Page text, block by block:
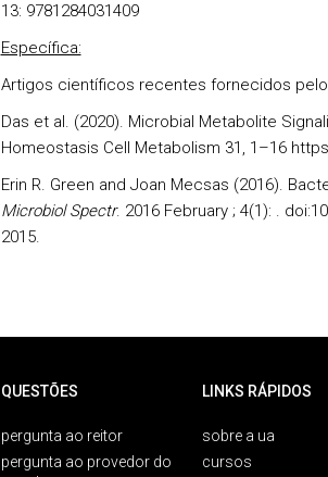
13: 9781284031409
Específica:
Artigos científicos recentes fornecidos
Das et al. (2020). Microbial Metabolite
Homeostasis Cell Metabolism 31, 1–16
Erin R. Green and Joan Mecsas (2016).
Microbiol Spectr. 2016 February ; 4(1): .
2015.
QUESTÕES
pergunta ao reitor
pergunta ao provedor do
LINKS RÁPIDOS
sobre a ua
cursos